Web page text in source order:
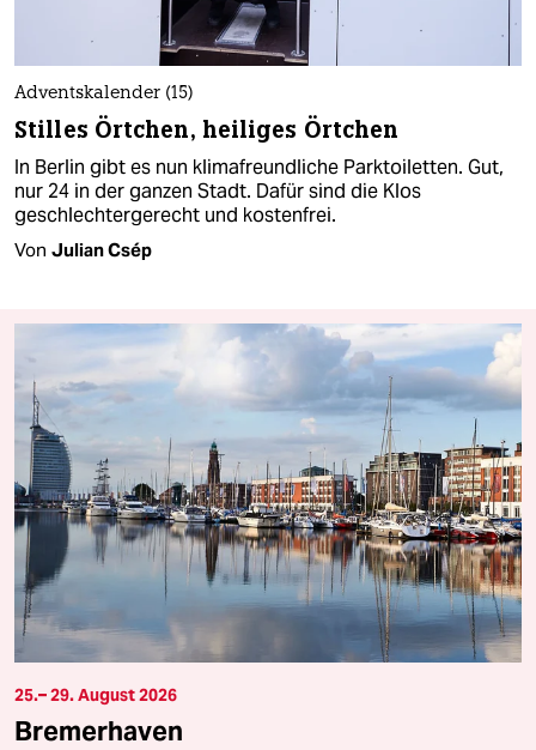
Adventskalender (15)
Stilles Örtchen, heiliges Örtchen
In Berlin gibt es nun klimafreundliche Parktoiletten. Gut,
nur 24 in der ganzen Stadt. Dafür sind die Klos
geschlechtergerecht und kostenfrei.
Von Julian Csép
25.– 29. August 2026
Bremerhaven